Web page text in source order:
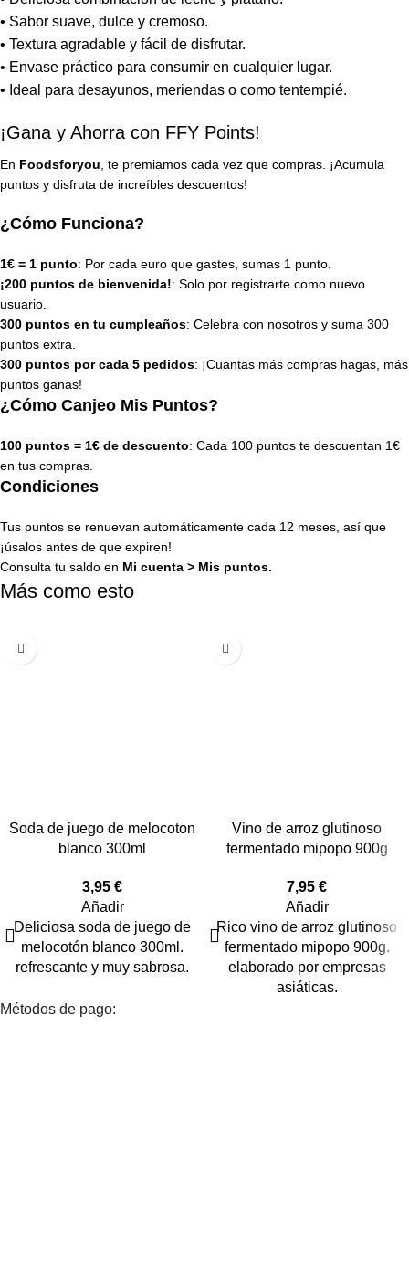
• Sabor suave, dulce y cremoso.
• Textura agradable y fácil de disfrutar.
• Envase práctico para consumir en cualquier lugar.
• Ideal para desayunos, meriendas o como tentempié.
¡Gana y Ahorra con FFY Points!
En Foodsforyou , te premiamos cada vez que compras. ¡Acumula
puntos y disfruta de increíbles descuentos!
¿Cómo Funciona?
1€ = 1 punto: Por cada euro que gastes, sumas 1 punto.
¡200 puntos de bienvenida!: Solo por registrarte como nuevo
usuario.
300 puntos en tu cumpleaños: Celebra con nosotros y suma 300
puntos extra.
300 puntos por cada 5 pedidos: ¡Cuantas más compras hagas, más
puntos ganas!
¿Cómo Canjeo Mis Puntos?
100 puntos = 1€ de descuento: Cada 100 puntos te descuentan 1€
en tus compras.
Condiciones
Tus puntos se renuevan automáticamente cada 12 meses, así que
¡úsalos antes de que expiren!
Consulta tu saldo en Mi cuenta > Mis puntos.
Más como esto
Soda de juego de melocoton
blanco 300ml
3,95 €
Añadir
Deliciosa soda de juego de
melocotón blanco 300ml.
refrescante y muy sabrosa.
Vino de arroz glutinoso
fermentado mipopo 900g
7,95 €
Añadir
Rico vino de arroz glutinoso
fermentado mipopo 900g.
elaborado por empresas
asiáticas.
Métodos de pago: